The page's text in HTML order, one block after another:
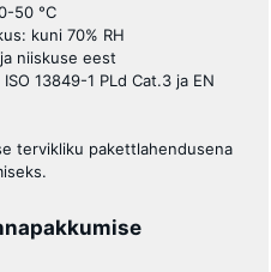
50 °C
kuni 70% RH
niiskuse eest
13849-1 PLd Cat.3 ja EN
tervikliku pakettlahendusena